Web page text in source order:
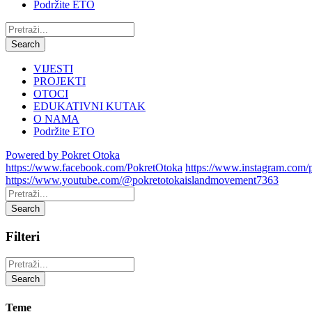
Podržite ETO
Pretraži:
Search
VIJESTI
PROJEKTI
OTOCI
EDUKATIVNI KUTAK
O NAMA
Podržite ETO
Powered by Pokret Otoka
https://www.facebook.com/PokretOtoka https://www.instagram.com/
https://www.youtube.com/@pokretotokaislandmovement7363
Pretraži:
Search
Filteri
Pretraži:
Search
Teme